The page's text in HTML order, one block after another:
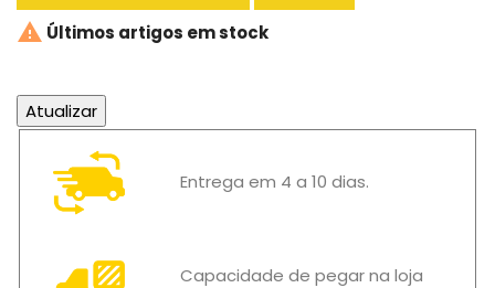
 Últimos artigos em stock
Entrega em 4 a 10 dias.
Capacidade de pegar na loja